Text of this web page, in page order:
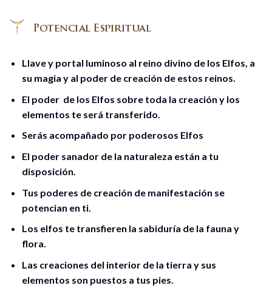
Llave y portal luminoso al reino divino de los Elfos, a
su magia y al poder de creación de estos reinos.
El poder de los Elfos sobre toda la creación y los
elementos te será transferido.
Serás acompañado por poderosos Elfos
El poder sanador de la naturaleza están a tu
disposición.
Tus poderes de creación de manifestación se
potencian en ti.
Los elfos te transfieren la sabiduría de la fauna y
flora.
Las creaciones del interior de la tierra y sus
elementos son puestos a tus pies.